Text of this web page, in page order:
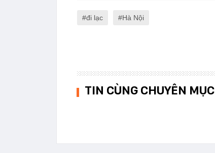
đi lạc Hà Nội
TIN CÙNG CHUYÊN MỤC